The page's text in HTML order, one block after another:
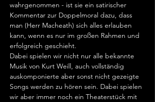
wahrgenommen - ist sie ein satirischer
Kommentar zur Doppelmoral dazu, dass
man (Herr Macheath) sich alles erlauben
kann, wenn es nur im großen Rahmen und
erfolgreich geschieht.
Dabei spielen wir nicht nur alle bekannte
Musik von Kurt Weill, auch vollständig
auskomponierte aber sonst nicht gezeigte
Songs werden zu hören sein. Dabei spielen
wir aber immer noch ein Theaterstück mit